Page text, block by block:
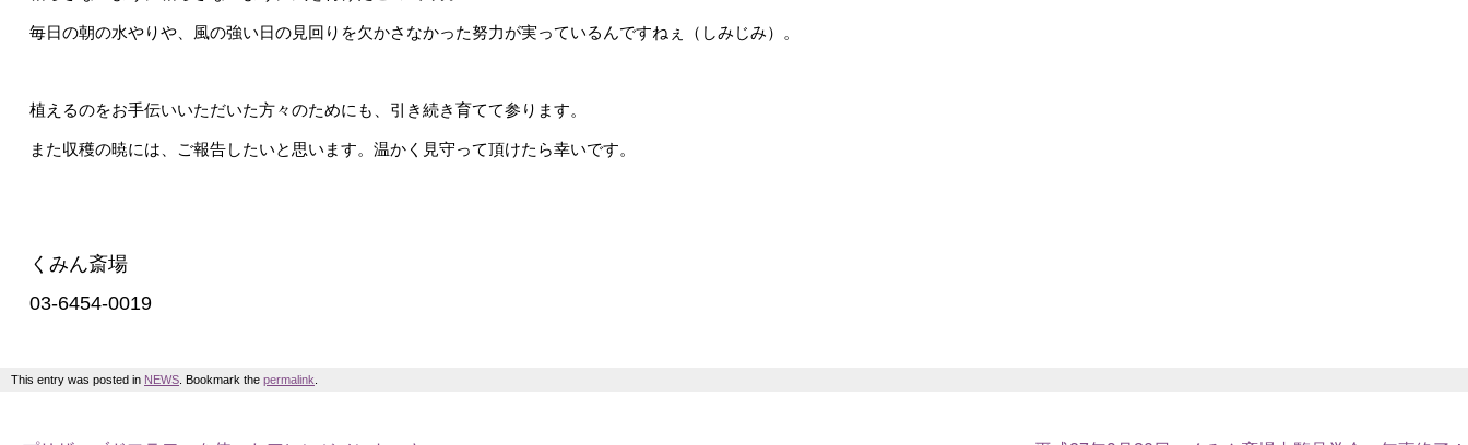
毎日の朝の水やりや、 風の強い日の見回りを欠かさなかった努力が実っているんですねぇ（しみじみ）。
植えるのをお手伝いいただいた方々のためにも、引き続き育てて参ります。
また収穫の暁には、ご報告したいと思います。温かく見守って頂けたら幸いです。
くみん斎場
03-6454-0019
This entry was posted in NEWS . Bookmark the permalink